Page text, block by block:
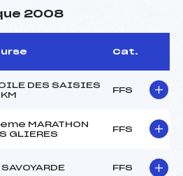
2008
Cat.
DES SAISIES
FFS
MARATHON
GLIERES
FFS
FFS